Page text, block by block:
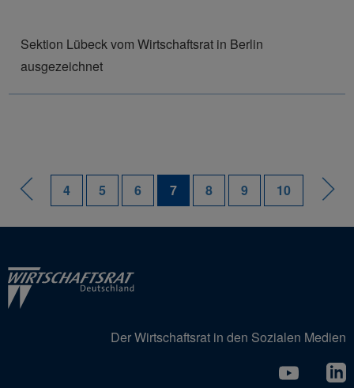
Sektion Lübeck vom Wirtschaftsrat in Berlin
ausgezeichnet
4 5 6 7 8 9 10
Der Wirtschaftsrat in den Sozialen Medien